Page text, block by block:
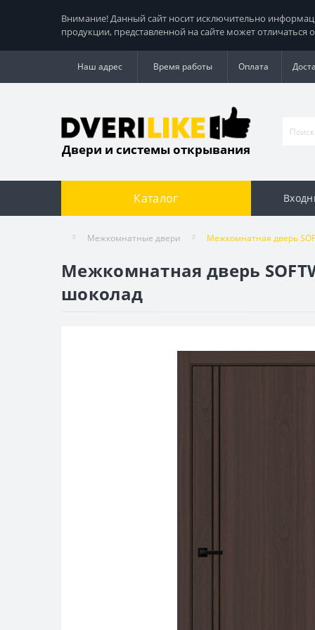
Внимание! Данный сайт носит исключительно
продукции, представленной на сайте может
Наш адрес Время работы Оплата
Двери и системы открывания
Каталог
Межкомнатные двери Межкомнатная дверь
Межкомнатная дверь
шоколад